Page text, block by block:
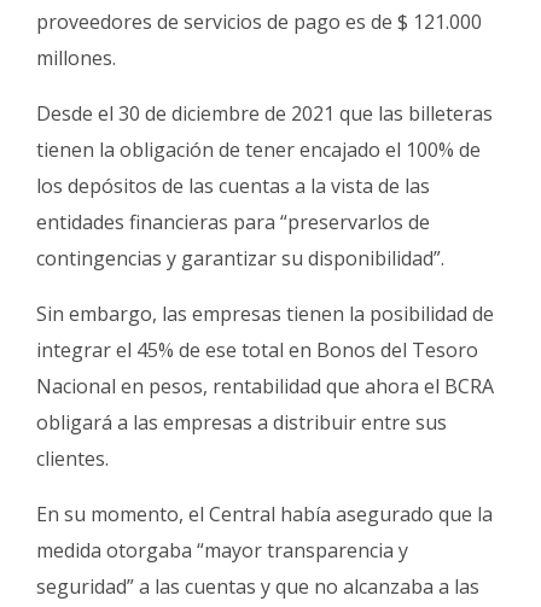
proveedores de servicios de pago es de $ 121.000
millones.
Desde el 30 de diciembre de 2021 que las billeteras
tienen la obligación de tener encajado el 100% de
los depósitos de las cuentas a la vista de las
entidades financieras para “preservarlos de
contingencias y garantizar su disponibilidad”.
Sin embargo, las empresas tienen la posibilidad de
integrar el 45% de ese total en Bonos del Tesoro
Nacional en pesos, rentabilidad que ahora el BCRA
obligará a las empresas a distribuir entre sus
clientes.
En su momento, el Central había asegurado que la
medida otorgaba “mayor transparencia y
seguridad” a las cuentas y que no alcanzaba a las